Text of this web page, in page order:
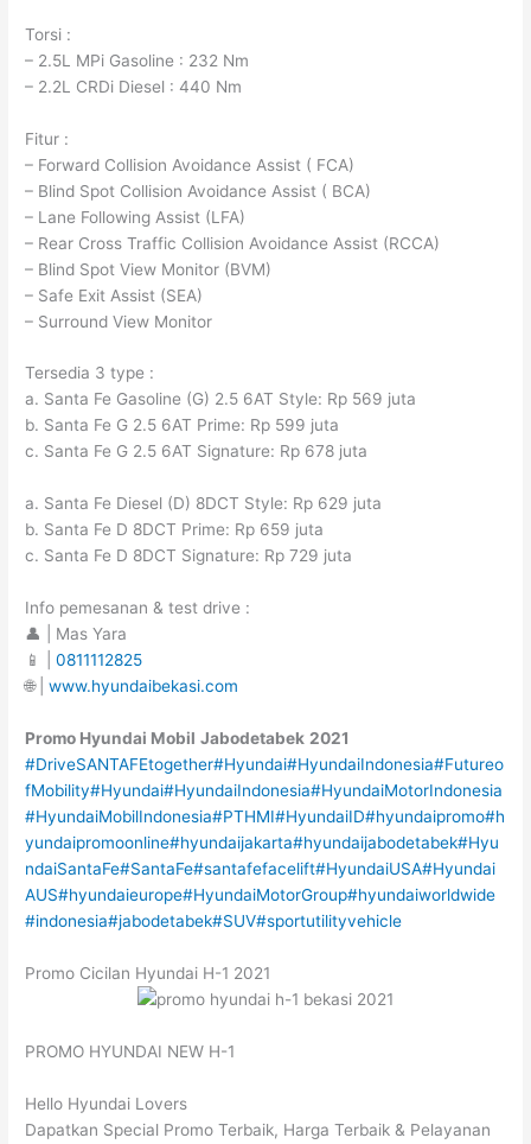
Torsi :
– 2.5L MPi Gasoline : 232 Nm
– 2.2L CRDi Diesel : 440 Nm
Fitur :
– Forward Collision Avoidance Assist ( FCA)
– Blind Spot Collision Avoidance Assist ( BCA)
– Lane Following Assist (LFA)
– Rear Cross Traffic Collision Avoidance Assist (RCCA)
– Blind Spot View Monitor (BVM)
– Safe Exit Assist (SEA)
– Surround View Monitor
Tersedia 3 type :
a. Santa Fe Gasoline (G) 2.5 6AT Style: Rp 569 juta
b. Santa Fe G 2.5 6AT Prime: Rp 599 juta
c. Santa Fe G 2.5 6AT Signature: Rp 678 juta
a. Santa Fe Diesel (D) 8DCT Style: Rp 629 juta
b. Santa Fe D 8DCT Prime: Rp 659 juta
c. Santa Fe D 8DCT Signature: Rp 729 juta
Info pemesanan & test drive :
👤 | Mas Yara
📱 |0811112825
🌐 |www.hyundaibekasi.com
Promo Hyundai Mobil Jabodetabek 2021
#DriveSANTAFEtogether#Hyundai#HyundaiIndonesia#Futureo
fMobility#Hyundai#HyundaiIndonesia#HyundaiMotorIndonesia
#HyundaiMobilIndonesia#PTHMI#HyundaiID#hyundaipromo#h
yundaipromoonline#hyundaijakarta#hyundaijabodetabek#Hyu
ndaiSantaFe#SantaFe#santafefacelift#HyundaiUSA#Hyundai
AUS#hyundaieurope#HyundaiMotorGroup#hyundaiworldwide
#indonesia#jabodetabek#SUV#sportutilityvehicle
Promo Cicilan Hyundai H-1 2021
PROMO HYUNDAI NEW H-1
Hello Hyundai Lovers
Dapatkan Special Promo Terbaik, Harga Terbaik & Pelayanan